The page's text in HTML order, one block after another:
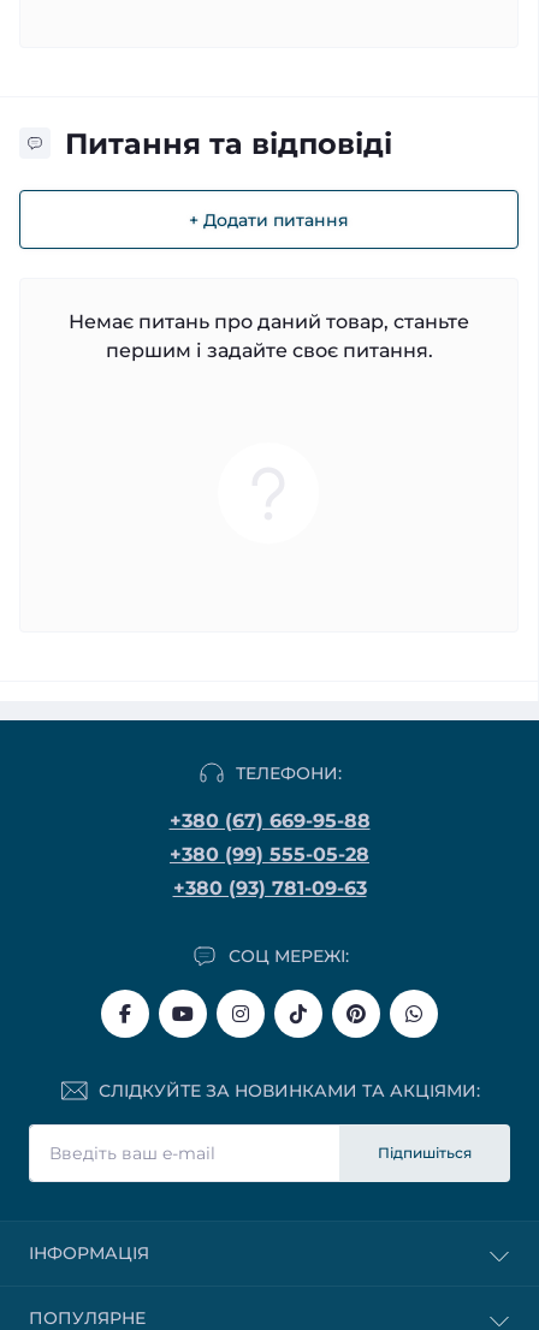
Питання та відповіді
+ Додати питання
Немає питань про даний товар, станьте
першим і задайте своє питання.
ТЕЛЕФОНИ:
+380 (67) 669-95-88
+380 (99) 555-05-28
+380 (93) 781-09-63
СОЦ МЕРЕЖІ:
СЛІДКУЙТЕ ЗА НОВИНКАМИ ТА АКЦІЯМИ:
Підпишіться
ІНФОРМАЦІЯ
ПОПУЛЯРНЕ